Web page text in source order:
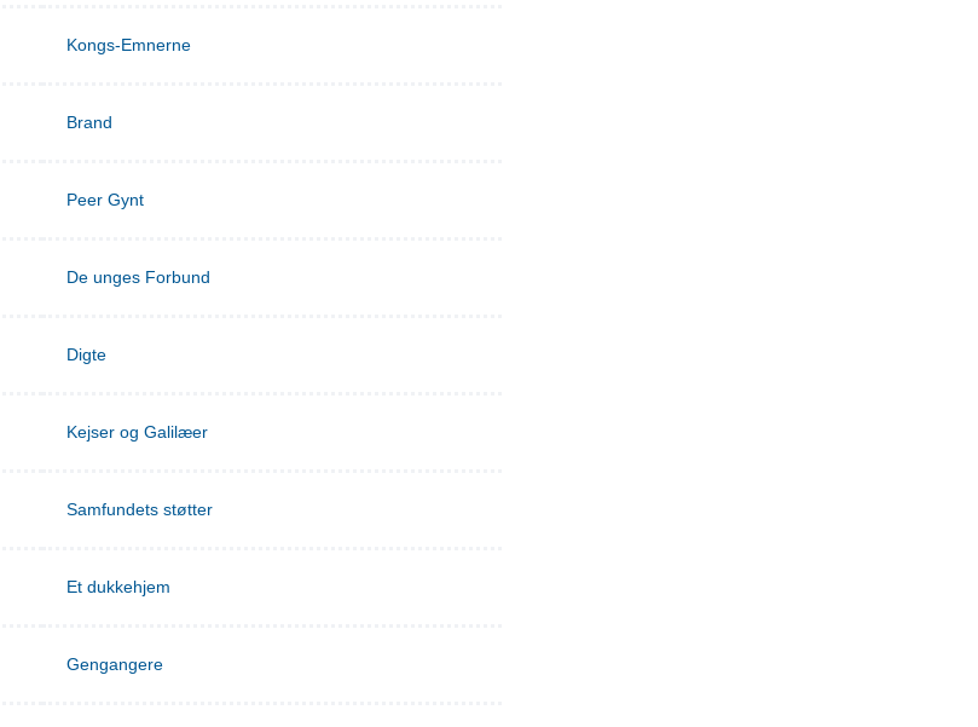
Kongs-Emnerne
Brand
Peer Gynt
De unges Forbund
Digte
Kejser og Galilæer
Samfundets støtter
Et dukkehjem
Gengangere